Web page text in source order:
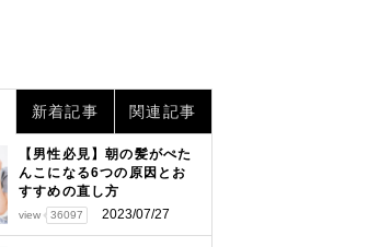
新着記事 関連記事
【男性必見】朝の髪がぺた
んこになる6つの原因とお
すすめの直し方
view 36097 2023/07/27